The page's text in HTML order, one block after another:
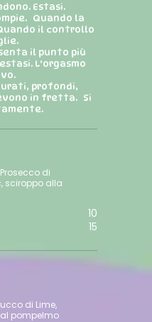
Estasi.
Quando la
il controllo
il punto più
L’orgasmo
profondi,
in fretta. Si
di
sciroppo alla
10
15
di Lime,
pompelmo